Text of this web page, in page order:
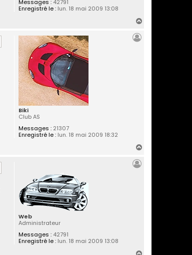
Messages :42791
Enregistré le :lun. 18 mai 2009 13:08
Biki
Club AS
Messages :21307
Enregistré le :lun. 18 mai 2009 18:32
Web
Administrateur
Messages :42791
Enregistré le :lun. 18 mai 2009 13:08